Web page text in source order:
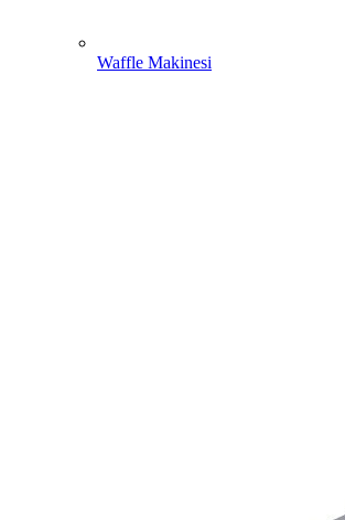
Waffle Makinesi